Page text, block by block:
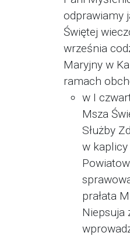
odprawiamy
Świętej
września
Maryjny w
ramach
w I
Msza
Służby
w
prałata
Niepsuja